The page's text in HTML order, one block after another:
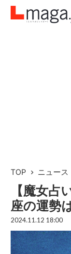
TOP ニュース
【魔女
座の運勢
2024.11.12 18:00